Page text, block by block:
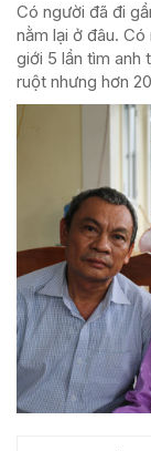
Có người đã đi
nằm lại ở đâu.
giới 5 lần tìm anh
ruột nhưng hơn